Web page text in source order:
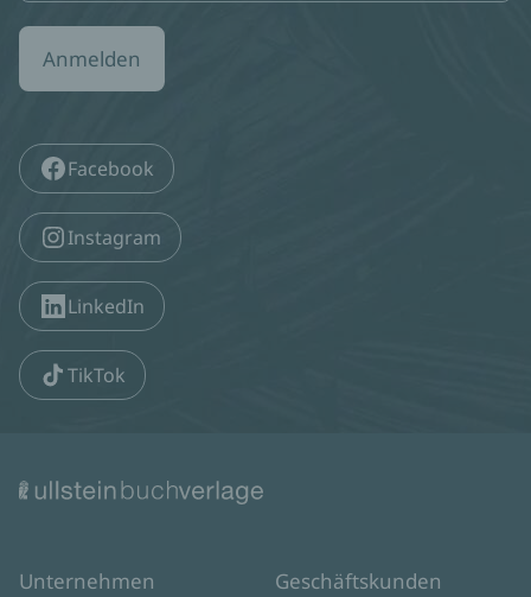
Anmelden
Facebook
Instagram
LinkedIn
TikTok
Unternehmen Geschäftskunden